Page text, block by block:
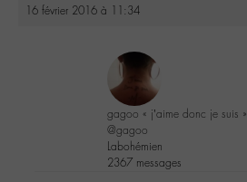
16 février 2016 à 11:34
gagoo « j’aime donc je suis »
@gagoo
Labohémien
2367 messages